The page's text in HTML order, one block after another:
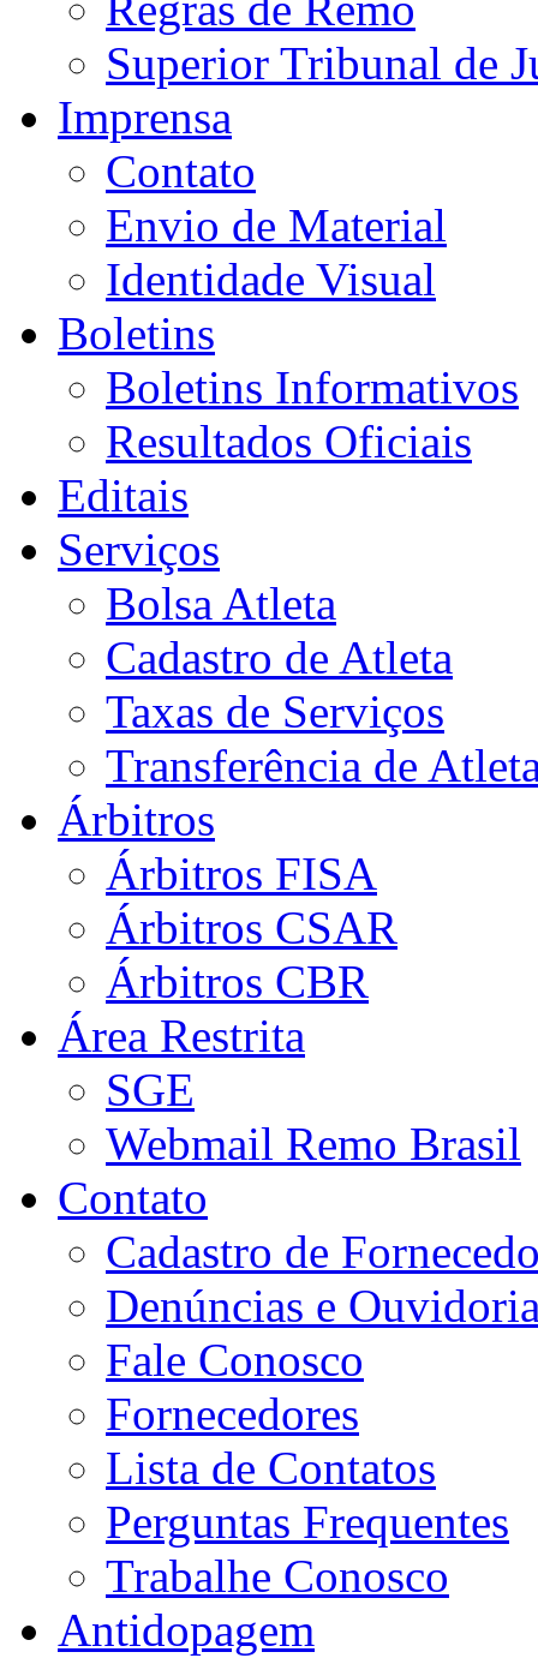
Superior Tribunal de
Imprensa
Contato
Envio de Material
Identidade Visual
Boletins
Boletins Informativos
Resultados Oficiais
Editais
Serviços
Bolsa Atleta
Cadastro de Atleta
Taxas de Serviços
Transferência de
Árbitros
Árbitros FISA
Árbitros CSAR
Árbitros CBR
Área Restrita
SGE
Webmail Remo Brasil
Contato
Cadastro de
Denúncias e
Fale Conosco
Fornecedores
Lista de Contatos
Perguntas Frequentes
Trabalhe Conosco
Antidopagem